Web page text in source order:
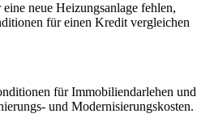
neue Heizungsanlage fehlen,
für einen Kredit vergleichen
für Immobiliendarlehen und
und Modernisierungskosten.